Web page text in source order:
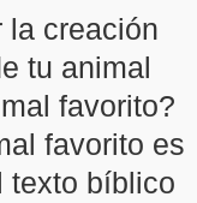
la creación
tu animal
favorito?
favorito es
texto bíblico